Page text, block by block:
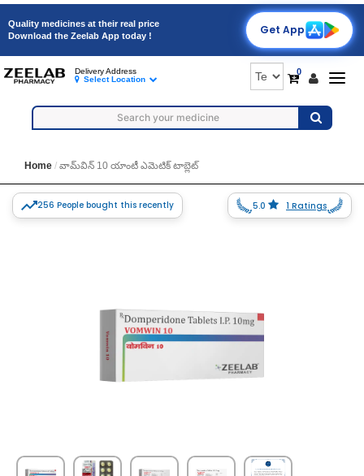
Quality medicines at their real price
Download the Zeelab App today !
Get App
0
Delivery Address
Select Location
Home వామ్‌విన్ 10 యాంటీ ఎమెటిక్ టాబ్లెట్
256 People bought this recently 5.0 1 Ratings